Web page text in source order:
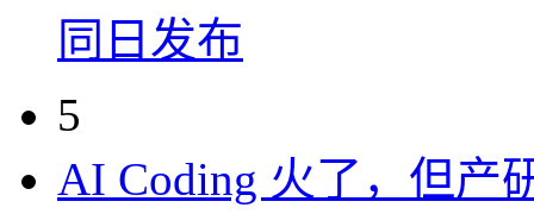
同日发布
5
AI Coding 火了，但产